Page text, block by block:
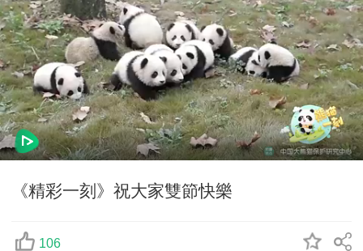
《精彩一刻》祝大家雙節快樂
106